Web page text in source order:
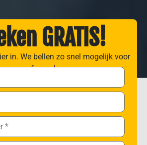
GRATIS!
in. We bellen zo snel mogelijk voor
een afspraak.